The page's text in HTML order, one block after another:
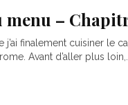
menu –
j’ai finalement cuisiner le
Avant d’aller plus loin,...